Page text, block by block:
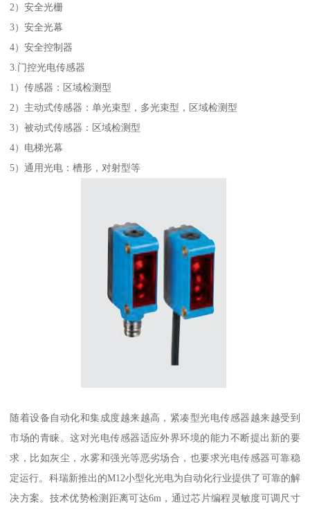
2）安全光栅
3）安全光幕
4）安全控制器
3.门控光电传感器
1）传感器：区域检测型
2）主动式传感器：单光束型，多光束型，区域检测型
3）被动式传感器：区域检测型
4）电梯光幕
5）通用光电：槽形，对射型等
随着设备自动化和集成度越来越高，紧凑型光电传感器越来越受到
市场的青睐。这对光电传感器适应外界环境的能力不断提出新的要
求，比如灰尘，水雾和强光等恶劣场合，也要求光电传感器可靠稳
定运行。科瑞新推出的M12小型化光电为自动化行业提供了可靠的解
决方案。技术优势检测距离可达6m，通过芯片编程灵敏度可调尺寸